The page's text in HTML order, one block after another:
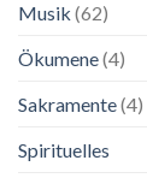
Musik (62)
Ökumene(4)
Sakramente(4)
Spirituelles